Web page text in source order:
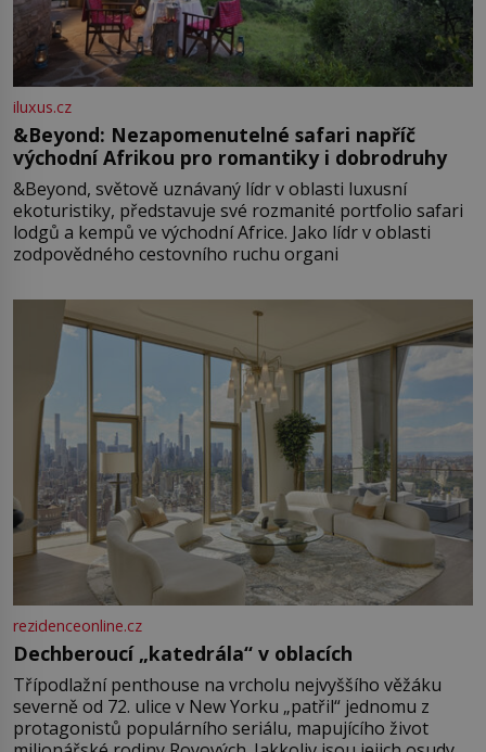
iluxus.cz
&Beyond: Nezapomenutelné safari napříč
východní Afrikou pro romantiky i dobrodruhy
&Beyond, světově uznávaný lídr v oblasti luxusní
ekoturistiky, představuje své rozmanité portfolio safari
lodgů a kempů ve východní Africe. Jako lídr v oblasti
zodpovědného cestovního ruchu organi
rezidenceonline.cz
Dechberoucí „katedrála“ v oblacích
Třípodlažní penthouse na vrcholu nejvyššího věžáku
severně od 72. ulice v New Yorku „patřil“ jednomu z
protagonistů populárního seriálu, mapujícího život